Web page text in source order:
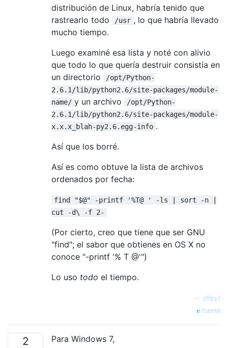
distribución de Linux, habría tenido que
rastrearlo todo
/usr , lo que habría llevado
mucho tiempo.
Luego examiné esa lista y noté con alivio
que todo lo que quería destruir consistía en
un directorio
/opt/Python-
2.6.1/lib/python2.6/site-packages/module-
name/ y un archivo
/opt/Python-
2.6.1/lib/python2.6/site-packages/module-
x.x.x_blah-py2.6.egg-info .
Así que los borré.
Así es como obtuve la lista de archivos
ordenados por fecha:
find "$@" -printf '%T@ ' -ls | sort -n |
cut -d\ -f 2-
(Por cierto, creo que tiene que ser GNU
"find"; el sabor que obtienes en OS X no
conoce "-printf '% T @'")
Lo uso todo el tiempo.
offby1
fuente
2
Para Windows 7,